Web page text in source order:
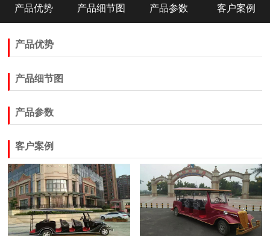
产品优势 产品细节图 产品参数 客户案例
产品优势
产品细节图
产品参数
客户案例